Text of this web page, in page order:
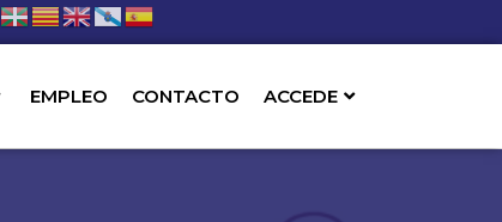
EMPLEO CONTACTO ACCEDE